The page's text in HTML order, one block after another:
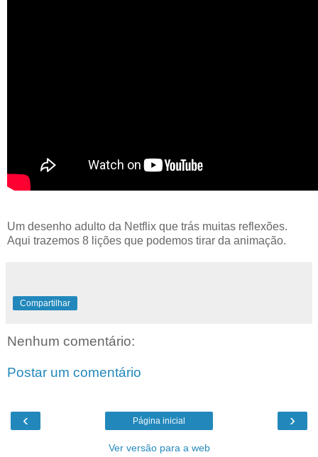
Um desenho adulto da Netflix que trás muitas reflexões.
Aqui trazemos 8 lições que podemos tirar da animação.
Compartilhar
Nenhum comentário:
Postar um comentário
‹ ›
Página inicial
Ver versão para a web